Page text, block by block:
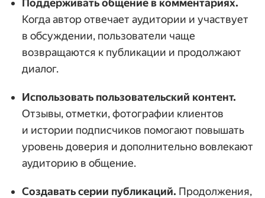
Поддерживать общение в комментариях.
Когда автор отвечает аудитории и участвует
в обсуждении, пользователи чаще
возвращаются к публикации и продолжают
диалог.
Использовать пользовательский контент.
Отзывы, отметки, фотографии клиентов
и истории подписчиков помогают повышать
уровень доверия и дополнительно вовлекают
аудиторию в общение.
Создавать серии публикаций. Продолжения,